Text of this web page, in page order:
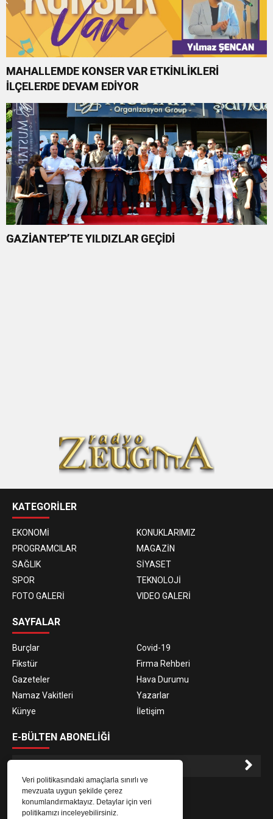
Veri politikasındaki amaçlarla sınırlı ve
mevzuata uygun şekilde çerez
konumlandırmaktayız. Detaylar için veri
politikamızı inceleyebilirsiniz.
MAHALLEMDE KONSER VAR ETKİNLİKLERİ
İLÇELERDE DEVAM EDİYOR
GAZİANTEP’TE YILDIZLAR GEÇİDİ
KATEGORİLER
EKONOMİ
KONUKLARIMIZ
PROGRAMCILAR
MAGAZİN
SAĞLIK
SİYASET
SPOR
TEKNOLOJİ
FOTO GALERİ
VIDEO GALERİ
SAYFALAR
Burçlar
Covid-19
Fikstür
Firma Rehberi
Gazeteler
Hava Durumu
Namaz Vakitleri
Yazarlar
Künye
İletişim
E-BÜLTEN ABONELİĞİ
E-Bülten aboneliği ile haberlere daha hızlı erişin.